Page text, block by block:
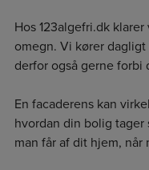
Hos 123algefri.dk
omegn. Vi kører
derfor også gerne forbi
En facaderens kan
hvordan din bolig
man får af dit hjem, når